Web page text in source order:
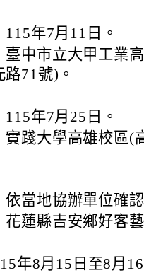
115年7月11日。
臺中市立大甲工業
路71號)。
115年7月25日。
實踐大學高雄校區(
依當地協辦單位確
花蓮縣吉安鄉好客
年8月15日至8月